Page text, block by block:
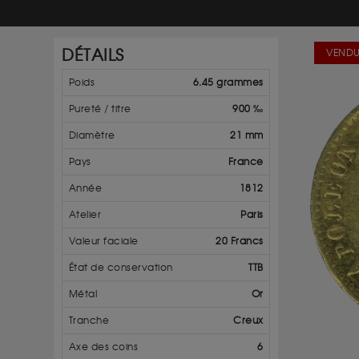
DÉTAILS
Poids 6.45 grammes
Pureté / titre 900 ‰
Diamètre 21 mm
Pays France
Année 1812
Atelier Paris
Valeur faciale 20 Francs
État de conservation TTB
Métal Or
Tranche Creux
Axe des coins 6